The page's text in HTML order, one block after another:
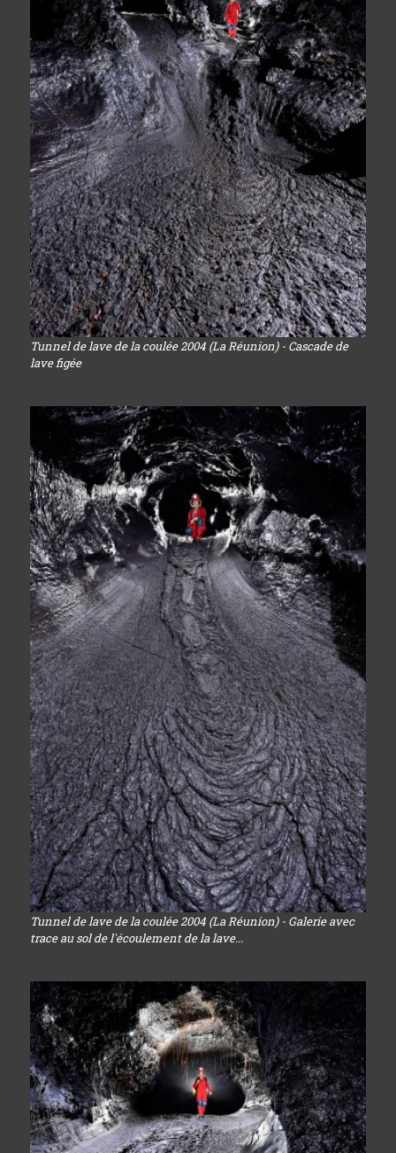
Tunnel de lave de la coulée 2004 (La Réunion) - Cascade de
lave figée
Tunnel de lave de la coulée 2004 (La Réunion) - Galerie avec
trace au sol de l'écoulement de la lave...